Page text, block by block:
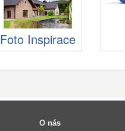
Foto Inspirace
O nás